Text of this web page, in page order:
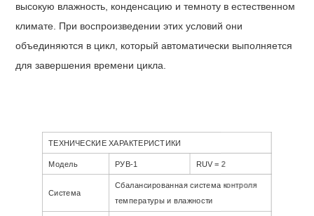
высокую влажность, конденсацию и темноту в естественном
климате. При воспроизведении этих условий они
объединяются в цикл, который автоматически выполняется
для завершения времени цикла.
ТЕХНИЧЕСКИЕ ХАРАКТЕРИСТИКИ
Модель РУВ-1 RUV = 2
Система
Сбалансированная система контроля
температуры и влажности